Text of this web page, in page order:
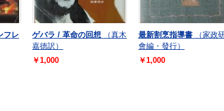
フレ
ゲバラ / 革命の回想
（真木
嘉徳訳）
￥1,000
最新割烹指導書
（家政
會編・發行）
￥1,000